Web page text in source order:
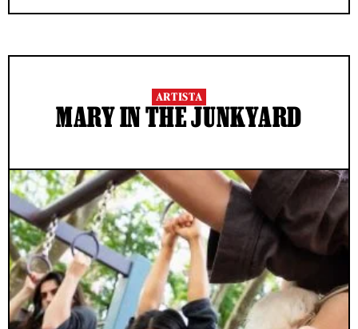
ARTISTA
MARY IN THE JUNKYARD